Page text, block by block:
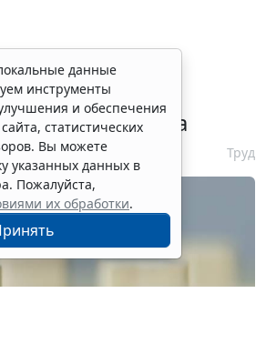
патентов за
с 10 августа
Труд
данные
инструменты
и обеспечения
статистических
Вы можете
указанных данных в
Пожалуйста,
их обработки.